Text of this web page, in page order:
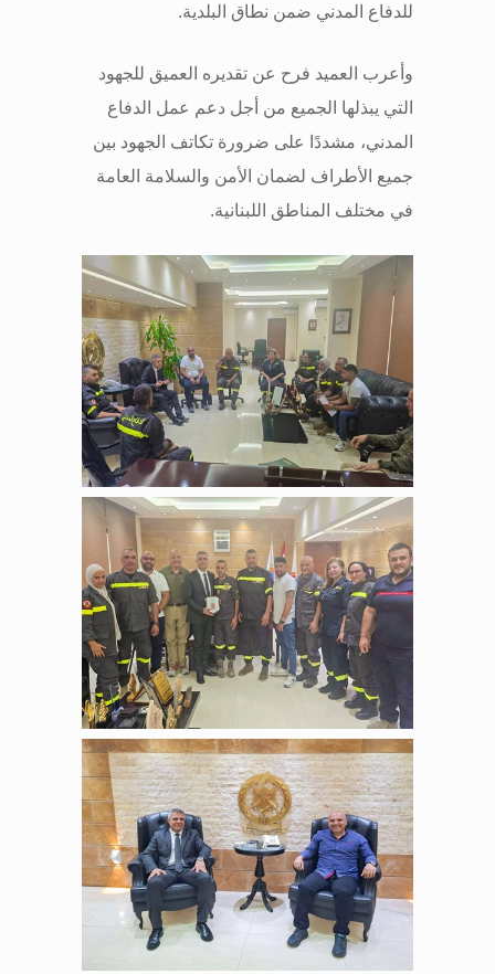
للدفاع المدني ضمن نطاق البلدية.
وأعرب العميد فرح عن تقديره العميق للجهود
التي يبذلها الجميع من أجل دعم عمل الدفاع
المدني، مشددًا على ضرورة تكاتف الجهود بين
جميع الأطراف لضمان الأمن والسلامة العامة
في مختلف المناطق اللبنانية.